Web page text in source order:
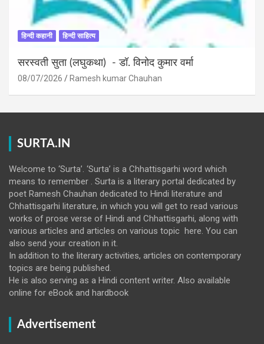
हिन्दी कहानी हिन्दी साहित्य
सरस्वती सुता (लघुकथा) ​- डॉ. विनोद कुमार वर्मा
08/07/2026 Ramesh kumar Chauhan
SURTA.IN
Welcome to ‘Surta’. ‘Surta’ is a Chhattisgarhi word which
means to remember . Surta is a literary portal dedicated by
poet Ramesh Chauhan dedicated to Hindi literature and
Chhattisgarhi literature, in which you will get to read various
works of prose verse of Hindi and Chhattisgarhi, along with
various articles and articles on various topic here. You can
also send your creation in it.
In addition to the literary activities, articles on contemporary
topics are being published.
He is also serving as a Hindi content writer. Also available
online for eBook and hardbook
Advertisement